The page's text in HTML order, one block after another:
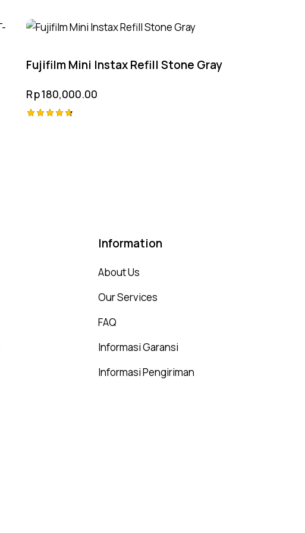
Fujifilm Mini Instax Refill Stone Gray
Rp180,000.00
Information
About Us
Our Services
FAQ
Informasi Garansi
Informasi Pengiriman